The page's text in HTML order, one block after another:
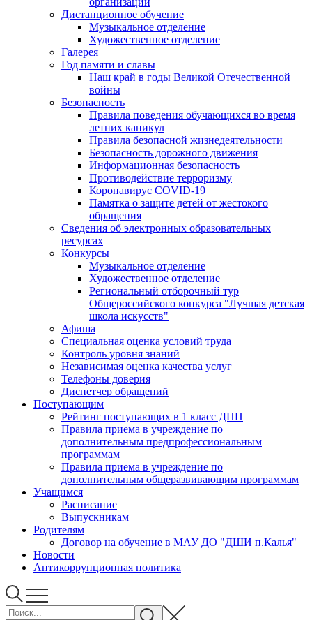
Дистанционное обучение
Музыкальное отделение
Художественное отделение
Галерея
Год памяти и славы
Наш край в годы Великой Отечественной
войны
Безопасность
Правила поведения обучающихся во время
летних каникул
Правила безопасной жизнедеятельности
Безопасность дорожного движения
Информационная безопасность
Противодействие терроризму
Коронавирус COVID-19
Памятка о защите детей от жестокого
обращения
Сведения об электронных образовательных
ресурсах
Конкурсы
Музыкальное отделение
Художественное отделение
Региональный отборочный тур
Общероссийского конкурса "Лучшая детская
школа искусств"
Афиша
Специальная оценка условий труда
Контроль уровня знаний
Независимая оценка качества услуг
Телефоны доверия
Диспетчер обращений
Поступающим
Рейтинг поступающих в 1 класс ДПП
Правила приема в учреждение по
дополнительным предпрофессиональным
программам
Правила приема в учреждение по
дополнительным общеразвивающим программам
Учащимся
Расписание
Выпускникам
Родителям
Договор на обучение в МАУ ДО "ДШИ п.Калья"
Новости
Антикоррупционная политика